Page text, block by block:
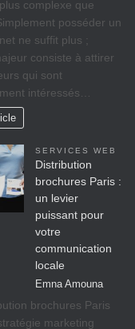
complexe que
posséder un
ne suffit plus ;
consiste à attirer
qui sont
intéressés…
SERVICES WEB
Distribution
brochures Paris :
un levier
puissant pour
votre
communication
locale
Emna Amouna
brochures Paris
marketing